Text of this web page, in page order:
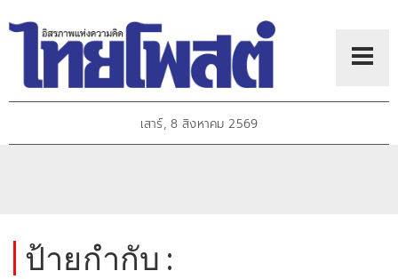
เสาร์, 8 สิงหาคม 2569
ป้ายกำกับ :